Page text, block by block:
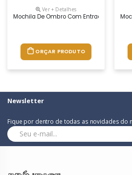
Ver + Detalhes
Mochila De Ombro Com Entrada Usb
ORÇAR PRODUTO
Newsletter
Fique por dentro de todas as novidades do